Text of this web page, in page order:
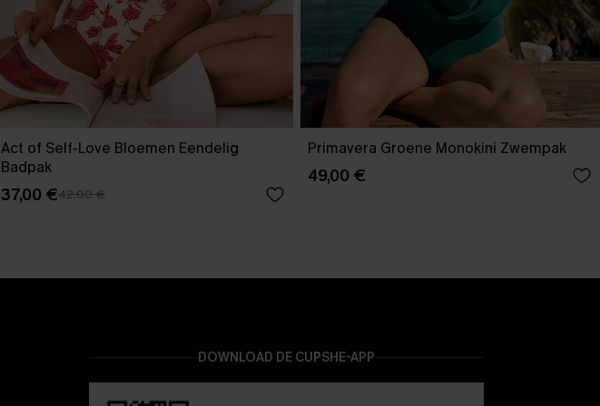
Act of Self-Love Bloemen Eendelig
Badpak
37,00 €42,00 €
Primavera Groene Monokini Zwempak
49,00 €
DOWNLOAD DE CUPSHE-APP